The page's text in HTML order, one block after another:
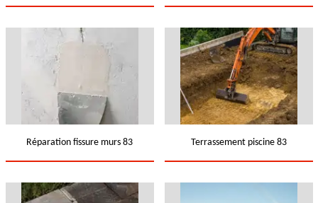
Réparation fissure murs 83 Terrassement piscine 83